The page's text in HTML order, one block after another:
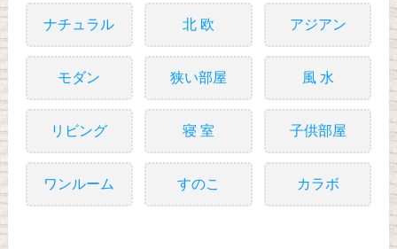
ナチュラル 北 欧 アジアン
モダン 狭い部屋 風 水
リビング 寝 室 子供部屋
ワンルーム すのこ カラボ